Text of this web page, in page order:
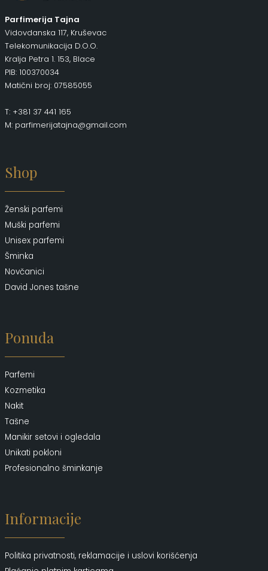
Parfimerija Tajna
Vidovdanska 117, Kruševac
Telekomunikacija D.O.O.
Kralja Petra 1. 153, Blace
PIB: 100370034
Matični broj: 07585055
T: +381 37 441 165
M: parfimerijatajna@gmail.com
Shop
Ženski parfemi
Muški parfemi
Unisex parfemi
Šminka
Novčanici
David Jones tašne
Ponuda
Parfemi
Kozmetika
Nakit
Tašne
Manikir setovi i ogledala
Unikati pokloni
Profesionalno šminkanje
Informacije
Politika privatnosti, reklamacije i uslovi korišćenja